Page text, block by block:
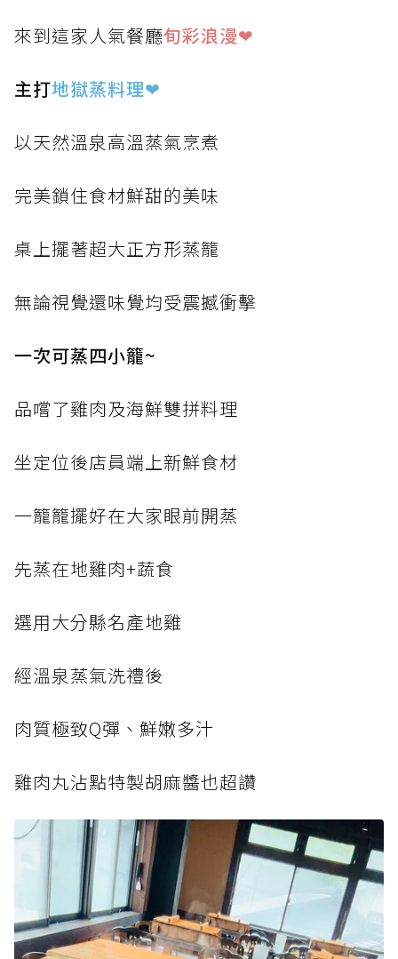
來到這家人氣餐廳旬彩浪漫❤
主打地獄蒸料理❤
以天然溫泉高溫蒸氣烹煮
完美鎖住食材鮮甜的美味
桌上擺著超大正方形蒸籠
無論視覺還味覺均受震撼衝擊
一次可蒸四小籠~
品嚐了雞肉及海鮮雙拼料理
坐定位後店員端上新鮮食材
一籠籠擺好在大家眼前開蒸
先蒸在地雞肉+蔬食
選用大分縣名產地雞
經溫泉蒸氣洗禮後
肉質極致Q彈、鮮嫩多汁
雞肉丸沾點特製胡麻醬也超讚